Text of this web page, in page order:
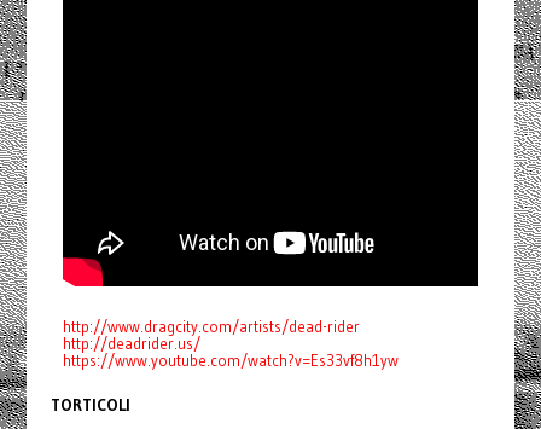
http://www.dragcity.com/artists/dead-rider
http://deadrider.us/
https://www.youtube.com/watch?v=Es33vf8h1yw
TORTICOLI